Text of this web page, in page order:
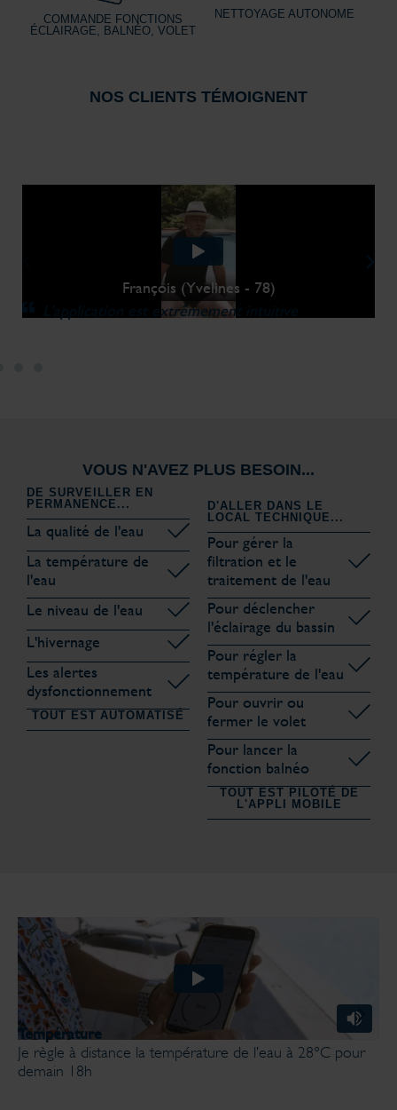
COMMANDE FONCTIONS
ÉCLAIRAGE, BALNÉO, VOLET
NETTOYAGE AUTONOME
NOS CLIENTS TÉMOIGNENT
François (Yvelines - 78)
L’application est extrêmement intuitive
VOUS N'AVEZ PLUS BESOIN...
DE SURVEILLER EN
PERMANENCE...
La qualité de l'eau
La température de
l'eau
Le niveau de l'eau
L'hivernage
Les alertes
dysfonctionnement
TOUT EST AUTOMATISÉ
D'ALLER DANS LE
LOCAL TECHNIQUE...
Pour gérer la
filtration et le
traitement de l'eau
Pour déclencher
l'éclairage du bassin
Pour régler la
température de l'eau
Pour ouvrir ou
fermer le volet
Pour lancer la
fonction balnéo
TOUT EST PILOTÉ DE
L'APPLI MOBILE
Température
Je règle à distance la température de l’eau à 28°C pour
demain 18h